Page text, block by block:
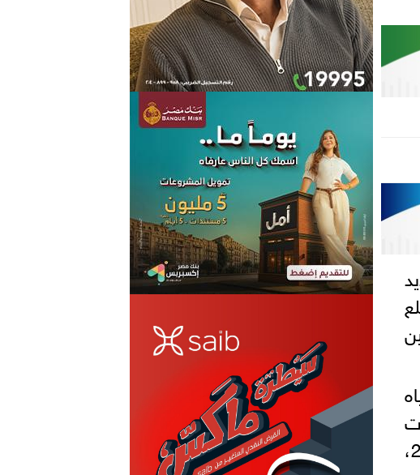
الغذائية، إذ شهد سعر طن السكر اليوم الخميس عند التاجر 2-7-2026،